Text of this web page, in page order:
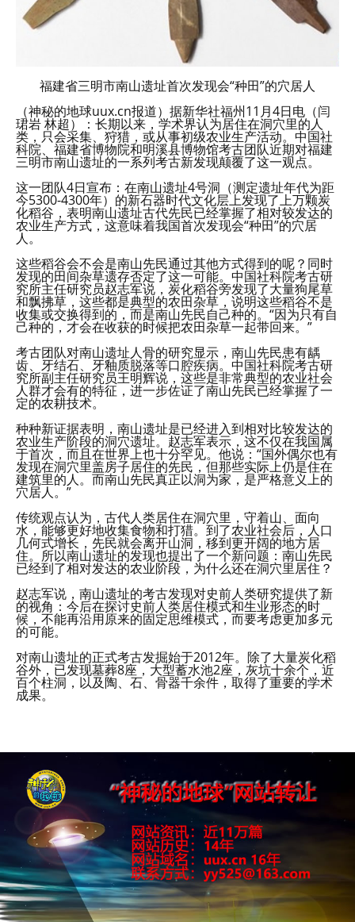
福建省三明市南山遗址首次发现会“种田”的穴居人
（神秘的地球uux.cn报道）据新华社福州11月4日电（闫
珺岩 林超）：长期以来，学术界认为居住在洞穴里的人
类，只会采集、狩猎，或从事初级农业生产活动。中国社
科院、福建省博物院和明溪县博物馆考古团队近期对福建
三明市南山遗址的一系列考古新发现颠覆了这一观点。
这一团队4日宣布：在南山遗址4号洞（测定遗址年代为距
今5300-4300年）的新石器时代文化层上发现了上万颗炭
化稻谷，表明南山遗址古代先民已经掌握了相对较发达的
农业生产方式，这意味着我国首次发现会“种田”的穴居
人。
这些稻谷会不会是南山先民通过其他方式得到的呢？同时
发现的田间杂草遗存否定了这一可能。中国社科院考古研
究所主任研究员赵志军说，炭化稻谷旁发现了大量狗尾草
和飘拂草，这些都是典型的农田杂草，说明这些稻谷不是
收集或交换得到的，而是南山先民自己种的。“因为只有自
己种的，才会在收获的时候把农田杂草一起带回来。”
考古团队对南山遗址人骨的研究显示，南山先民患有龋
齿、牙结石、牙釉质脱落等口腔疾病。中国社科院考古研
究所副主任研究员王明辉说，这些是非常典型的农业社会
人群才会有的特征，进一步佐证了南山先民已经掌握了一
定的农耕技术。
种种新证据表明，南山遗址是已经进入到相对比较发达的
农业生产阶段的洞穴遗址。赵志军表示，这不仅在我国属
于首次，而且在世界上也十分罕见。他说：“国外偶尔也有
发现在洞穴里盖房子居住的先民，但那些实际上仍是住在
建筑里的人。而南山先民真正以洞为家，是严格意义上的
穴居人。”
传统观点认为，古代人类居住在洞穴里，守着山、面向
水，能够更好地收集食物和打猎。到了农业社会后，人口
几何式增长，先民就会离开山洞，移到更开阔的地方居
住。所以南山遗址的发现也提出了一个新问题：南山先民
已经到了相对发达的农业阶段，为什么还在洞穴里居住？
赵志军说，南山遗址的考古发现对史前人类研究提供了新
的视角：今后在探讨史前人类居住模式和生业形态的时
候，不能再沿用原来的固定思维模式，而要考虑更加多元
的可能。
对南山遗址的正式考古发掘始于2012年。除了大量炭化稻
谷外，已发现墓葬8座，大型蓄水池2座，灰坑十余个，近
百个柱洞，以及陶、石、骨器千余件，取得了重要的学术
成果。